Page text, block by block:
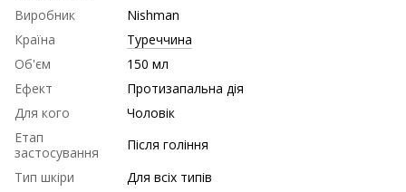
Виробник
Nishman
Країна
Туреччина
Об'єм
150 мл
Ефект
Протизапальна дія
Для кого
Чоловік
Етап
застосування
Після гоління
Тип шкіри
Для всіх типів